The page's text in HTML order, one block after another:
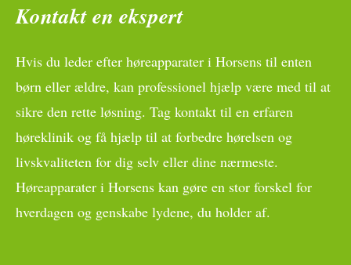
Kontakt en ekspert
Hvis du leder efter høreapparater i Horsens til enten
børn eller ældre, kan professionel hjælp være med til at
sikre den rette løsning. Tag kontakt til en erfaren
høreklinik og få hjælp til at forbedre hørelsen og
livskvaliteten for dig selv eller dine nærmeste.
Høreapparater i Horsens kan gøre en stor forskel for
hverdagen og genskabe lydene, du holder af.